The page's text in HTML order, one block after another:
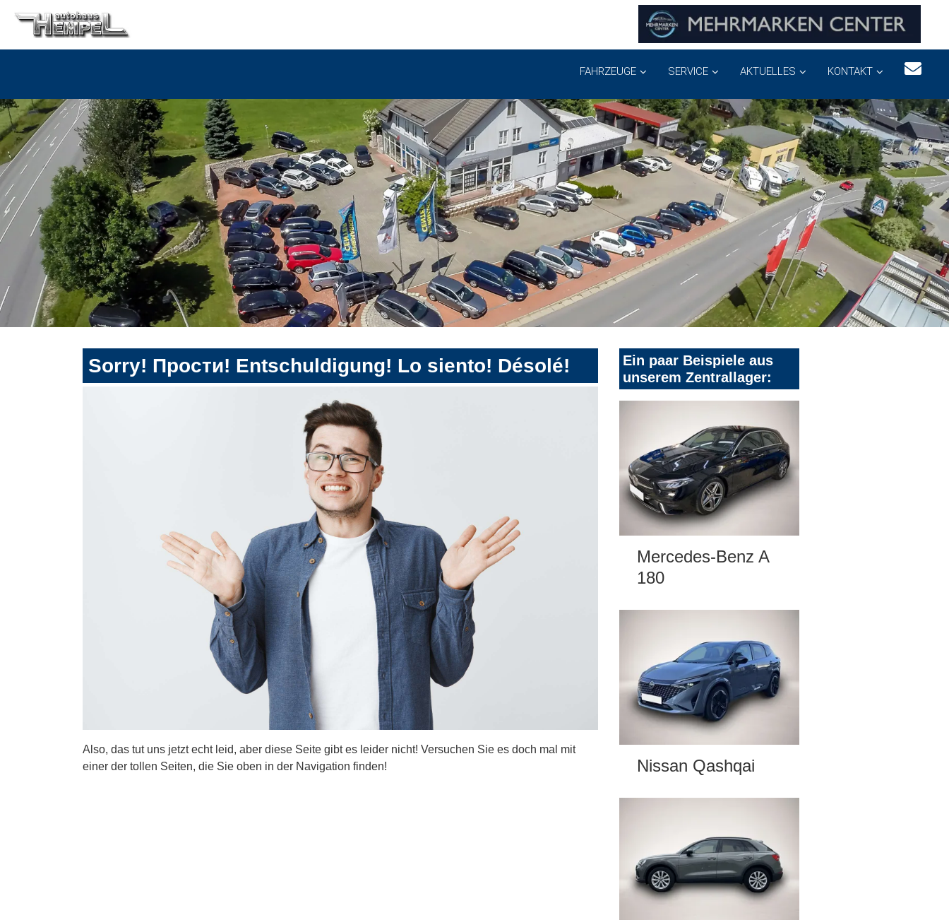
FAHRZEUGE SERVICE AKTUELLES KONTAKT
Sorry! Прости! Entschuldigung! Lo siento! Désolé!
Also, das tut uns jetzt echt leid, aber diese Seite gibt es leider nicht! Versuchen Sie es doch mal mit
einer der tollen Seiten, die Sie oben in der Navigation finden!
Ein paar Beispiele aus
unserem Zentrallager:
Mercedes-Benz A
180
Nissan Qashqai